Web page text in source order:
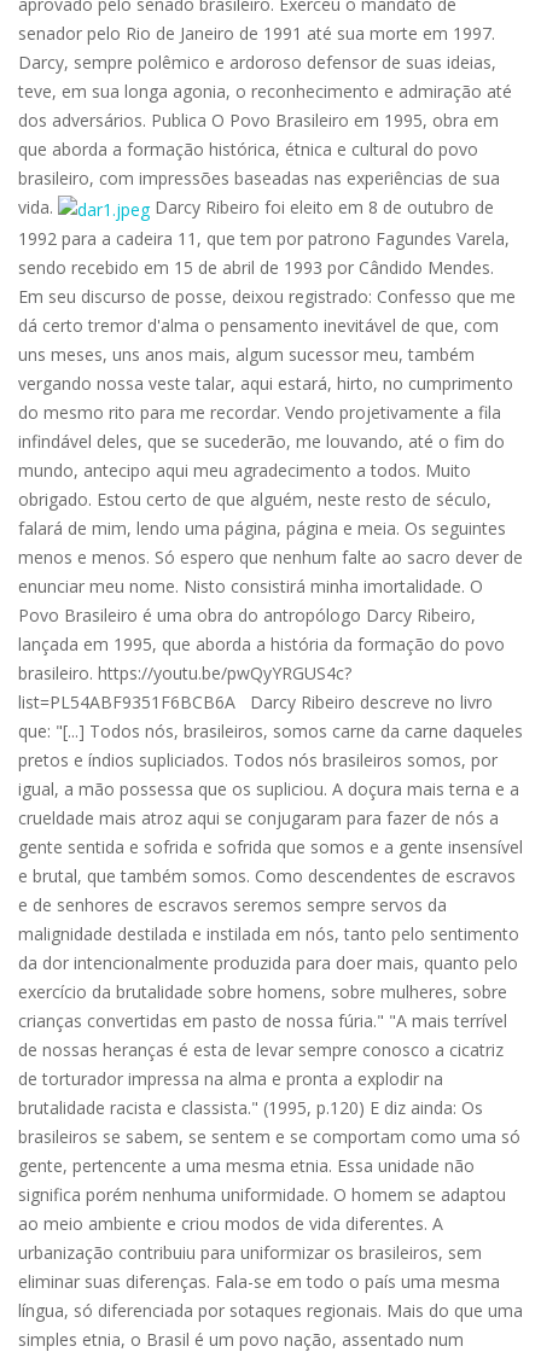
aprovado pelo senado brasileiro. Exerceu o mandato de
senador pelo Rio de Janeiro de 1991 até sua morte em 1997.
Darcy, sempre polêmico e ardoroso defensor de suas ideias,
teve, em sua longa agonia, o reconhecimento e admiração até
dos adversários. Publica O Povo Brasileiro em 1995, obra em
que aborda a formação histórica, étnica e cultural do povo
brasileiro, com impressões baseadas nas experiências de sua
vida.
Darcy Ribeiro foi eleito em 8 de outubro de
1992 para a cadeira 11, que tem por patrono Fagundes Varela,
sendo recebido em 15 de abril de 1993 por Cândido Mendes.
Em seu discurso de posse, deixou registrado: Confesso que me
dá certo tremor d'alma o pensamento inevitável de que, com
uns meses, uns anos mais, algum sucessor meu, também
vergando nossa veste talar, aqui estará, hirto, no cumprimento
do mesmo rito para me recordar. Vendo projetivamente a fila
infindável deles, que se sucederão, me louvando, até o fim do
mundo, antecipo aqui meu agradecimento a todos. Muito
obrigado. Estou certo de que alguém, neste resto de século,
falará de mim, lendo uma página, página e meia. Os seguintes
menos e menos. Só espero que nenhum falte ao sacro dever de
enunciar meu nome. Nisto consistirá minha imortalidade. O
Povo Brasileiro é uma obra do antropólogo Darcy Ribeiro,
lançada em 1995, que aborda a história da formação do povo
brasileiro. https://youtu.be/pwQyYRGUS4c?
list=PL54ABF9351F6BCB6A Darcy Ribeiro descreve no livro
que: "[...] Todos nós, brasileiros, somos carne da carne daqueles
pretos e índios supliciados. Todos nós brasileiros somos, por
igual, a mão possessa que os supliciou. A doçura mais terna e a
crueldade mais atroz aqui se conjugaram para fazer de nós a
gente sentida e sofrida e sofrida que somos e a gente insensível
e brutal, que também somos. Como descendentes de escravos
e de senhores de escravos seremos sempre servos da
malignidade destilada e instilada em nós, tanto pelo sentimento
da dor intencionalmente produzida para doer mais, quanto pelo
exercício da brutalidade sobre homens, sobre mulheres, sobre
crianças convertidas em pasto de nossa fúria." "A mais terrível
de nossas heranças é esta de levar sempre conosco a cicatriz
de torturador impressa na alma e pronta a explodir na
brutalidade racista e classista." (1995, p.120) E diz ainda: Os
brasileiros se sabem, se sentem e se comportam como uma só
gente, pertencente a uma mesma etnia. Essa unidade não
significa porém nenhuma uniformidade. O homem se adaptou
ao meio ambiente e criou modos de vida diferentes. A
urbanização contribuiu para uniformizar os brasileiros, sem
eliminar suas diferenças. Fala-se em todo o país uma mesma
língua, só diferenciada por sotaques regionais. Mais do que uma
simples etnia, o Brasil é um povo nação, assentado num